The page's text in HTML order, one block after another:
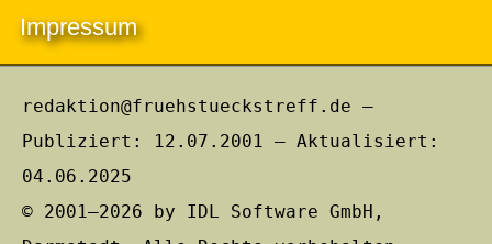
Impressum
redaktion@fruehstueckstreff.de –
Publiziert: 12.07.2001 – Aktualisiert:
04.06.2025
© 2001–2026 by IDL Software GmbH,